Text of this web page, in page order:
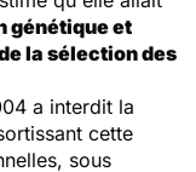
génétique et
la sélection des
a interdit la
cette
sous